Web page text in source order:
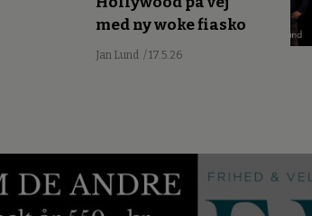
med ny woke fiasko
Jan Lund / 17.5.26